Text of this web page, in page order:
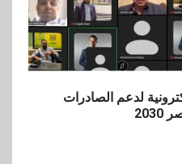
لدعم الصادرات